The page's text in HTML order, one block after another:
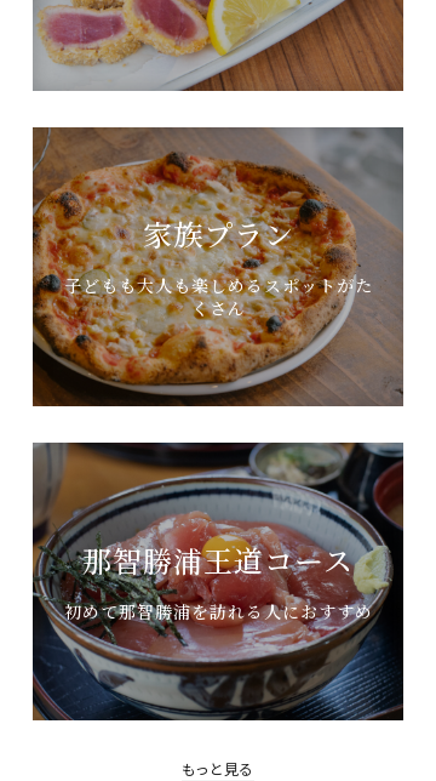
家族プラン
子どもも大人も楽しめるスポットがた
くさん
那智勝浦王道コース
初めて那智勝浦を訪れる人におすすめ
もっと見る